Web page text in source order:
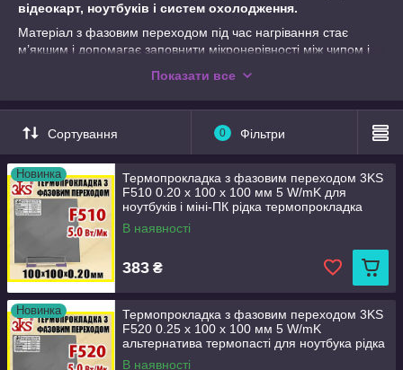
відеокарт, ноутбуків і систем охолодження.
Матеріал з фазовим переходом під час нагрівання стає
м’якшим і допомагає заповнити мікронерівності між чипом і
правильного вибору розміру та щільного притиску.
3KS F-Series можна використовувати там, де потрібен тонкий
PCM-шар замість звичайної термопасти або еластомерної
термопрокладки.
Показати все
Сортування 0 Фільтри
Новинка
Термопрокладка з фазовим переходом 3KS
F510 0.20 x 100 x 100 мм 5 W/mK для
ноутбуків і міні-ПК рідка термопрокладка
В наявності
383 ₴
Новинка
Термопрокладка з фазовим переходом 3KS
F520 0.25 x 100 x 100 мм 5 W/mK
альтернатива термопасті для ноутбука рідка
термопрокладка
В наявності